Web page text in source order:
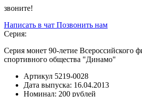
звоните!
Написать в чат Позвонить нам
Серия:
Серия монет 90-летие Всероссийского
спортивного общества "Динамо"
Артикул 5219-0028
Дата выпуска: 16.04.2013
Номинал: 200 рублей